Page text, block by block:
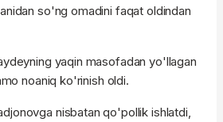
so'ng omadini faqat oldindan
yaqin masofadan yo'llagan
noaniq ko'rinish oldi.
nisbatan qo'pollik ishlatdi,